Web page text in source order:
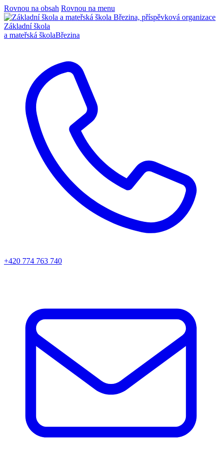
Rovnou na obsah Rovnou na menu
Základní škola
a mateřská školaBřezina
+420 774 763 740